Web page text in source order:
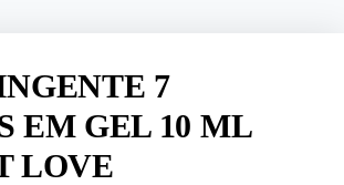
7
EM GEL 10 ML
LOVE